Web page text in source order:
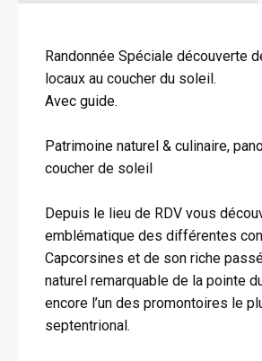
Randonnée Spéciale découverte
locaux au coucher du soleil.
Avec guide.
Patrimoine naturel & culinaire,
coucher de soleil
Depuis le lieu de RDV vous
emblématique des différentes
Capcorsines et de son riche
naturel remarquable de la pointe
encore l’un des promontoires le
septentrional.